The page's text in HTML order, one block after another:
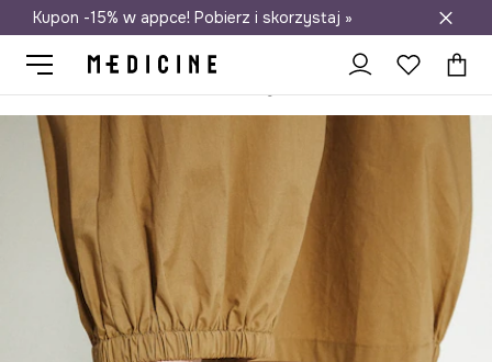
Darmowa dostawa do salonów
Kupon -15% w appce! Pobierz i skorzystaj »